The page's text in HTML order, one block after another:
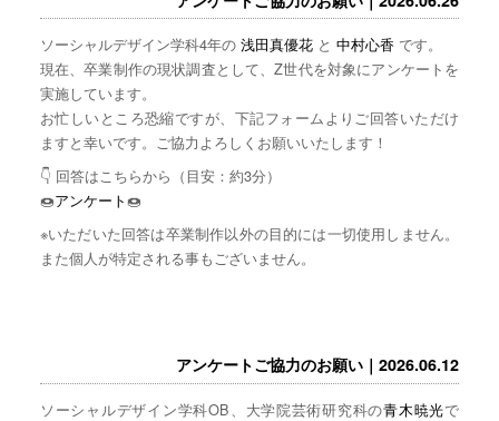
ソーシャルデザイン学科4年の 浅田真優花と 中村心香 です。
現在、卒業制作の現状調査として、Z世代を対象にアンケートを
実施しています。
お忙しいところ恐縮ですが、下記フォームよりご回答いただけ
ますと幸いです。ご協力よろしくお願いいたします！
👇 回答はこちらから（目安：約3分）
🍩アンケート🍩
※いただいた回答は卒業制作以外の目的には一切使用しません。
また個人が特定される事もございません。
アンケートご協力のお願い｜2026.06.12
ソーシャルデザイン学科OB、大学院芸術研究科の青木暁光で